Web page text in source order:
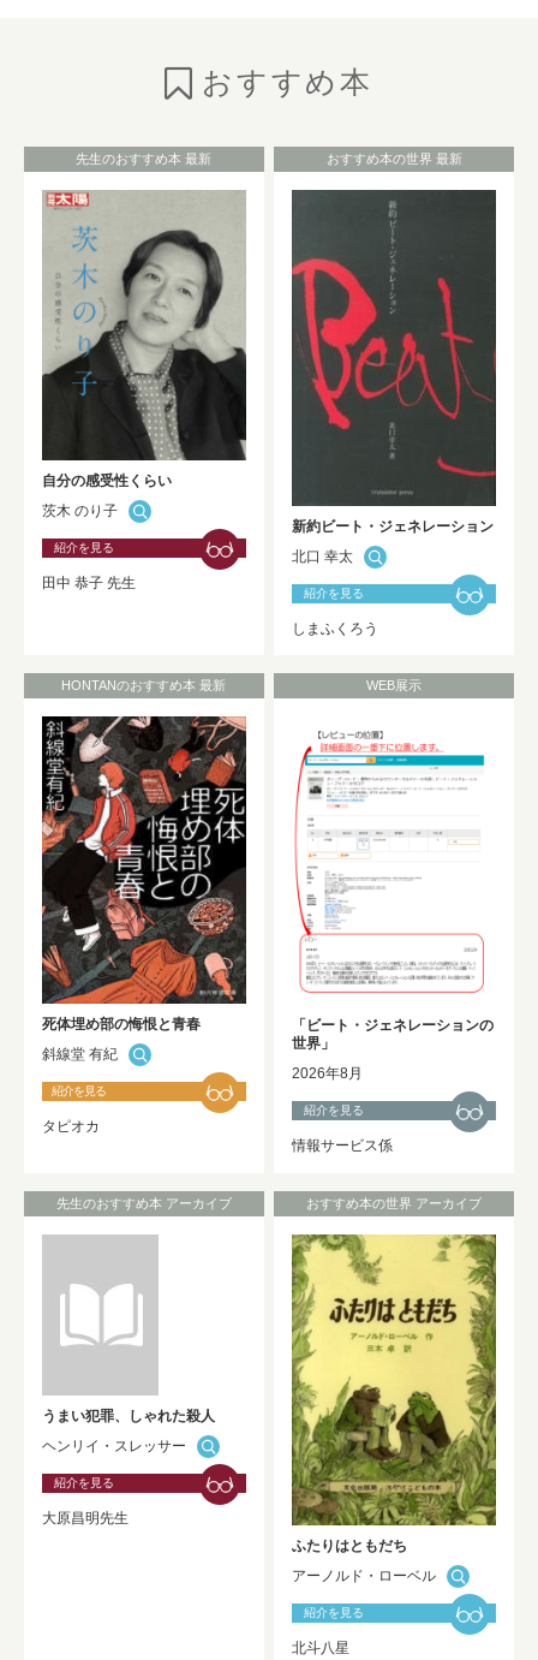
お知らせ
（No.325★2026 Summer）
NEW!
2026年7月1日 お知らせ
HONTAN黒板展示が更新されました！！
NEW!
2026年7月1日 お知らせ
Westlaw Japan 判例・法令関係データベ
ーストライアルのお知らせ（9/30まで）
2026年6月30日
2025年度 修士論文及び卒業論文の利用
開始について
おすすめ本
先生のおすすめ本 最新
自分の感受性くらい
茨木 のり子
紹介を見る
田中 恭子 先生
おすすめ本の世界 最新
新約ビート・ジェネレーション
北口 幸太
紹介を見る
しまふくろう
HONTANのおすすめ本 最新
死体埋め部の悔恨と青春
斜線堂 有紀
紹介を見る
タピオカ
WEB展示
「ビート・ジェネレーションの
世界」
2026年8月
紹介を見る
情報サービス係
先生のおすすめ本 アーカイブ
うまい犯罪、しゃれた殺人
ヘンリイ・スレッサー
紹介を見る
大原昌明先生
おすすめ本の世界 アーカイブ
ふたりはともだち
アーノルド・ローベル
紹介を見る
北斗八星